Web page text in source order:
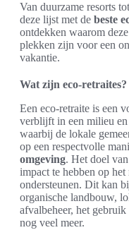
Van duurzame resorts
deze lijst met de beste
ontdekken waarom
plekken zijn voor een
vakantie.
Wat zijn eco-retraites?
Een eco-retraite is een
verblijft in een milieu
waarbij de lokale
op een respectvolle
omgeving. Het doel van
impact te hebben op
ondersteunen. Dit kan
organische landbouw,
afvalbeheer, het
nog veel meer.